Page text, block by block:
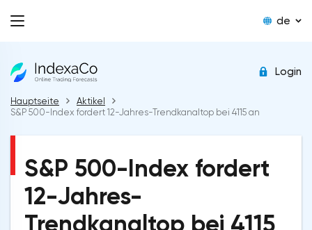
de
Login
Hauptseite
Aktikel
S&P 500-Index fordert 12-Jahres-Trendkanaltop bei 4115 an
S&P 500-Index fordert
12-Jahres-
Trendkanaltop bei 4115